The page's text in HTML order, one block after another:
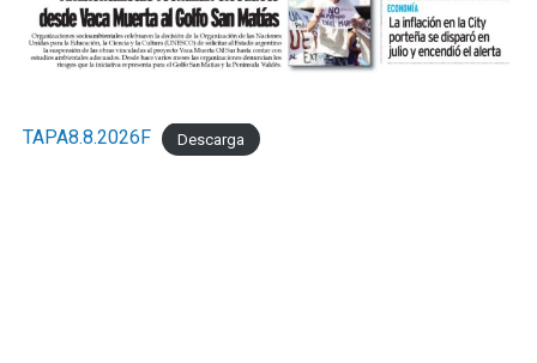
TAPA8.8.2026F Descarga